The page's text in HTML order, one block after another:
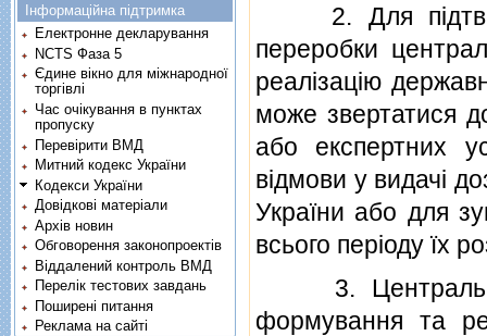
2. Для
переробки
реалiзацiю
може звертатися
або експертних
вiдмови у видачi
України або для
всього перiоду їх
3.
формування та
Інформаційна підтримка
Електронне декларування
NCTS Фаза 5
Єдине вікно для міжнародної
торгівлі
Час очікування в пунктах
пропуску
Перевірити ВМД
Митний кодекс України
Кодекси України
Довідкові матеріали
Архів новин
Обговорення законопроектів
Віддалений контроль ВМД
Перелік тестових завдань
Поширені питання
Реклама на сайті